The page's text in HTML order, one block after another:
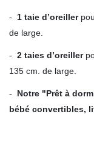
- 1 taie d’oreiller
de large.
- 2 taies d’oreiller
135 cm. de large.
- Notre "Prêt à
bébé convertibles,